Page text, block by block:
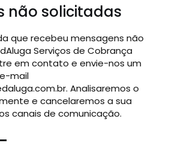
não solicitadas
que recebeu mensagens não
Serviços de Cobrança
em contato e envie-nos um
mail
Analisaremos o
e cancelaremos a sua
canais de comunicação.